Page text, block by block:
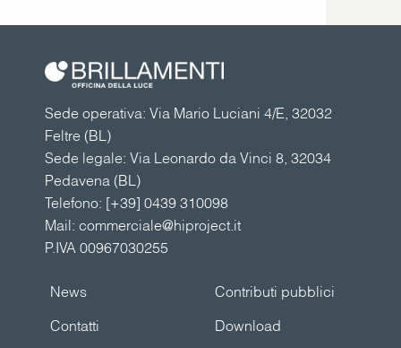
Sede operativa: Via Mario Luciani 4/E, 32032
Feltre (BL)
Sede legale: Via Leonardo da Vinci 8, 32034
Pedavena (BL)
Telefono: [+39] 0439 310098
Mail: commerciale@hiproject.it
P.IVA 00967030255
Contributi pubblici
News
Download
Contatti